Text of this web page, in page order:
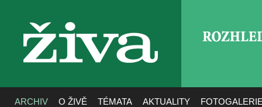
živa
ARCHIV O ŽIVĚ TÉMATA AKTUALITY